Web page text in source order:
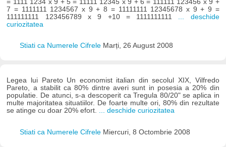
= 1111 1234 x 9 + 5 = 11111 12345 x 9 + 6 = 111111 123456 x 9 +
7 = 1111111 1234567 x 9 + 8 = 11111111 12345678 x 9 + 9 =
111111111 123456789 x 9 +10 = 1111111111
... deschide
curiozitatea
Stiati ca Numerele Cifrele Marți, 26 August 2008
Legea lui Pareto Un economist italian din secolul XIX, Vilfredo
Pareto, a stabilit ca 80% dintre averi sunt in posesia a 20% din
populatie. De atunci, s-a descoperit ca Tregula 80/20" se aplica in
multe majoritatea situatiilor. De foarte multe ori, 80% din rezultate
se atinge cu doar 20% efort. ... deschide curiozitatea
Stiati ca Numerele Cifrele Miercuri, 8 Octombrie 2008